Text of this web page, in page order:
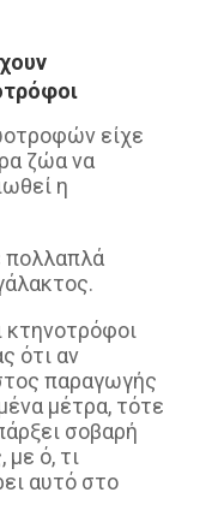
είχε
ζώα να
η
πολλαπλά
κτηνοτρόφοι
ότι αν
παραγωγής
μέτρα, τότε
σοβαρή
με ό, τι
αυτό στο